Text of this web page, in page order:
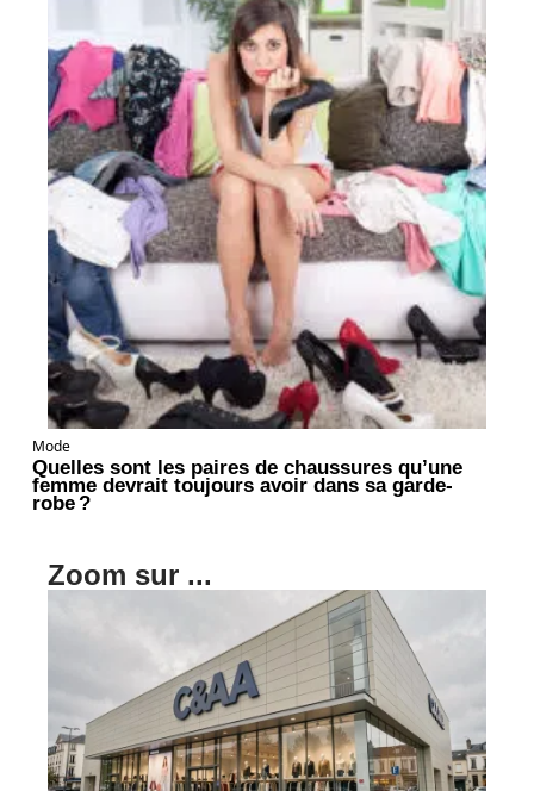
Mode
Quelles sont les paires de chaussures qu’une
femme devrait toujours avoir dans sa garde-
robe ?
Zoom sur ...